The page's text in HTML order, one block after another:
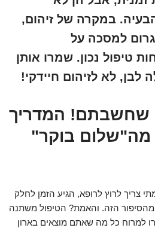
במקרה של זיהום,
למסכה על
טיפול נכון. שמרו אותן
לבן, לא לזיהום חיידקי!
שחשבתם! המדריך
מה"שלום בוקר"
צריך לרוץ לרופא, הגיע הזמן לחלק
מהסיפור הזה. והאמת? הטיפול משתנה
למרוח כל מה שאתם מוצאים בארון